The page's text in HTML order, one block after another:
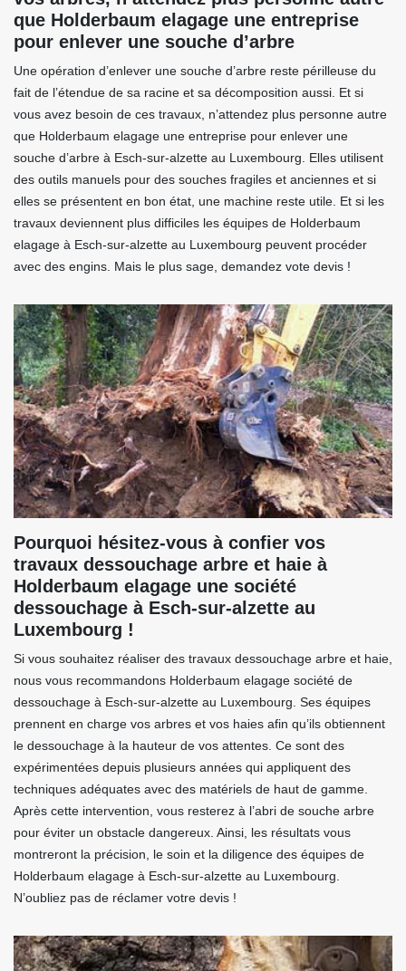
que Holderbaum elagage une entreprise
pour enlever une souche d’arbre
Une opération d’enlever une souche d’arbre reste périlleuse du
fait de l’étendue de sa racine et sa décomposition aussi. Et si
vous avez besoin de ces travaux, n’attendez plus personne autre
que Holderbaum elagage une entreprise pour enlever une
souche d’arbre à Esch-sur-alzette au Luxembourg. Elles utilisent
des outils manuels pour des souches fragiles et anciennes et si
elles se présentent en bon état, une machine reste utile. Et si les
travaux deviennent plus difficiles les équipes de Holderbaum
elagage à Esch-sur-alzette au Luxembourg peuvent procéder
avec des engins. Mais le plus sage, demandez vote devis !
Pourquoi hésitez-vous à confier vos
travaux dessouchage arbre et haie à
Holderbaum elagage une société
dessouchage à Esch-sur-alzette au
Luxembourg !
Si vous souhaitez réaliser des travaux dessouchage arbre et haie,
nous vous recommandons Holderbaum elagage société de
dessouchage à Esch-sur-alzette au Luxembourg. Ses équipes
prennent en charge vos arbres et vos haies afin qu’ils obtiennent
le dessouchage à la hauteur de vos attentes. Ce sont des
expérimentées depuis plusieurs années qui appliquent des
techniques adéquates avec des matériels de haut de gamme.
Après cette intervention, vous resterez à l’abri de souche arbre
pour éviter un obstacle dangereux. Ainsi, les résultats vous
montreront la précision, le soin et la diligence des équipes de
Holderbaum elagage à Esch-sur-alzette au Luxembourg.
N’oubliez pas de réclamer votre devis !